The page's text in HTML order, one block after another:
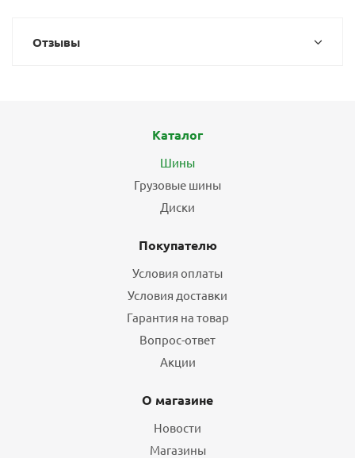
Отзывы
Каталог
Шины
Грузовые шины
Диски
Покупателю
Условия оплаты
Условия доставки
Гарантия на товар
Вопрос-ответ
Акции
О магазине
Новости
Магазины